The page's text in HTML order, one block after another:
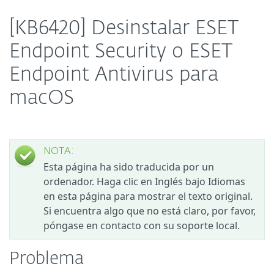
[KB6420] Desinstalar ESET
Endpoint Security o ESET
Endpoint Antivirus para
macOS
NOTA:
Esta página ha sido traducida por un
ordenador. Haga clic en Inglés bajo Idiomas
en esta página para mostrar el texto original.
Si encuentra algo que no está claro, por favor,
póngase en contacto con su soporte local.
Problema